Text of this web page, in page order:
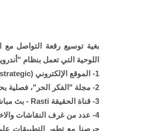
اللوحية التي تعمل بنظام
1- الموقع الإلكتروني (Geo strategic) على شبكة النت.
2- مجلة "الفكر الحر"، فصلية بحثية .. علمية متخصصة (الكترونياً).
3- قناة الحقيقة Rasti - بث مباشر – خدمة (ZOOM) على شبكة التواصل الإجتماعية.
4- عدد من غرف النقاشات والاخبار على ( الوتس آب وتلكرام ).
حرصنا مع تطور التطبيقات